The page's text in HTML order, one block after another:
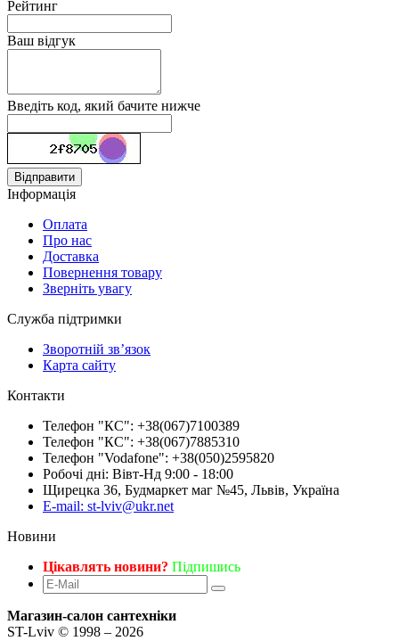
Рейтинг
Ваш відгук
Введіть код, який бачите нижче
Відправити
Інформація
Оплата
Про нас
Доставка
Повернення товару
Зверніть увагу
Служба підтримки
Зворотній зв’язок
Карта сайту
Контакти
Телефон "КС": +38(067)7100389
Телефон "КС": +38(067)7885310
Телефон "Vodafone": +38(050)2595820
Робочі дні: Вівт-Нд 9:00 - 18:00
Щирецка 36, Будмаркет маг №45, Львів, Україна
E-mail: st-lviv@ukr.net
Новини
Цікавлять новини? Підпишись
Магазин-салон сантехніки
ST-Lviv © 1998 – 2026